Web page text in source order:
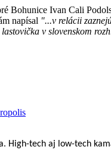
Bohunice Ivan Cali
napísal "...v relácii
v slovenskom
High-tech aj low-tech